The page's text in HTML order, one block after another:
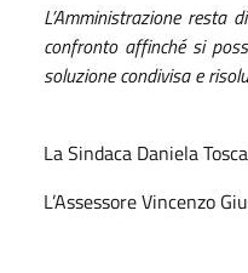
L’Amministrazione resta
confronto affinché si
soluzione condivisa e
La Sindaca Daniela
L’Assessore Vincenzo